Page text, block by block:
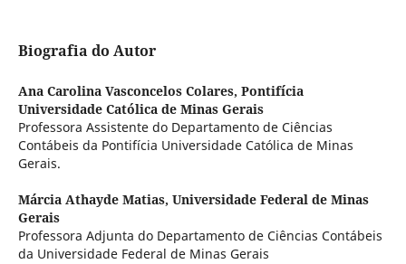
Biografia do Autor
Ana Carolina Vasconcelos Colares, Pontifícia
Universidade Católica de Minas Gerais
Professora Assistente do Departamento de Ciências
Contábeis da Pontifícia Universidade Católica de Minas
Gerais.
Márcia Athayde Matias, Universidade Federal de Minas
Gerais
Professora Adjunta do Departamento de Ciências Contábeis
da Universidade Federal de Minas Gerais